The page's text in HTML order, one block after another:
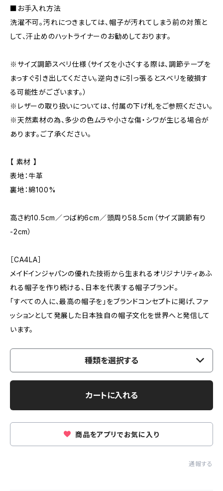
■お手入れ方法
洗濯不可。汚れにつきましては、帽子が汚れてしまう前の対策と
して、汗止めのハットライナーのお勧めしております。
※サイズ調節スベリ仕様（サイズを小さくする際は、調節テープを
まっすぐ引き出してください。逆向きに引っ張るとスベリを破損す
る可能性がございます。）
※レザーの取り扱いについては、付属の下げ札をご参照ください。
※天然素材の為、多少の色ムラや小さな傷・シワが生じる場合が
あります。ご了承ください。
【 素材 】
表地：牛革
裏地：綿100%
高さ約10.5cm／つば約6cm／頭周り58.5cm（サイズ調節有り
-2cm）
［CA4LA］
メイドインジャパンの優れた技術から生まれるオリジナリティあふ
れる帽子を作り続ける、日本を代表する帽子ブランド。
「すべての人に、最高の帽子を」をブランドコンセプトに掲げ、ファ
ッションとして発展した日本独自の帽子文化を世界へと発信して
います。
種類を選択する
カートに入れる
商品をアプリでお気に入り
通報する